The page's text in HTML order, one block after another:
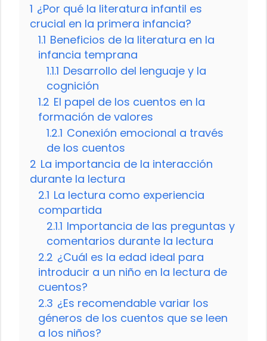
1 ¿Por qué la literatura infantil es
crucial en la primera infancia?
1.1 Beneficios de la literatura en la
infancia temprana
1.1.1 Desarrollo del lenguaje y la
cognición
1.2 El papel de los cuentos en la
formación de valores
1.2.1 Conexión emocional a través
de los cuentos
2 La importancia de la interacción
durante la lectura
2.1 La lectura como experiencia
compartida
2.1.1 Importancia de las preguntas y
comentarios durante la lectura
2.2 ¿Cuál es la edad ideal para
introducir a un niño en la lectura de
cuentos?
2.3 ¿Es recomendable variar los
géneros de los cuentos que se leen
a los niños?